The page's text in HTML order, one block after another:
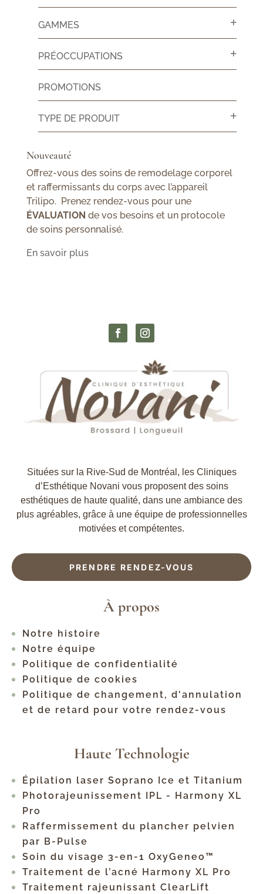
GAMMES
PRÉOCCUPATIONS
PROMOTIONS
TYPE DE PRODUIT
Nouveauté
Offrez-vous des soins de remodelage corporel
et raffermissants du corps avec l’appareil
Trilipo. Prenez rendez-vous pour une
ÉVALUATION de vos besoins et un protocole
de soins personnalisé.
En savoir plus
Situées sur la Rive-Sud de Montréal, les Cliniques
d’Esthétique Novani vous proposent des soins
esthétiques de haute qualité, dans une ambiance des
plus agréables, grâce à une équipe de professionnelles
motivées et compétentes.
PRENDRE RENDEZ-VOUS
À propos
Notre histoire
Notre équipe
Politique de confidentialité
Politique de cookies
Politique de changement, d'annulation
et de retard pour votre rendez-vous
Haute Technologie
Épilation laser Soprano Ice et Titanium
Photorajeunissement IPL - Harmony XL
Pro
Raffermissement du plancher pelvien
par B-Pulse
Soin du visage 3-en-1 OxyGeneo™
Traitement de l’acné Harmony XL Pro
Traitement rajeunissant ClearLift